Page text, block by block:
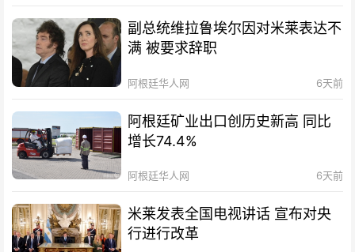
副总统维拉鲁埃尔因对米莱表达不
满 被要求辞职
阿根廷华人网 6天前
阿根廷矿业出口创历史新高 同比
增长74.4%
阿根廷华人网 6天前
米莱发表全国电视讲话 宣布对央
行进行改革